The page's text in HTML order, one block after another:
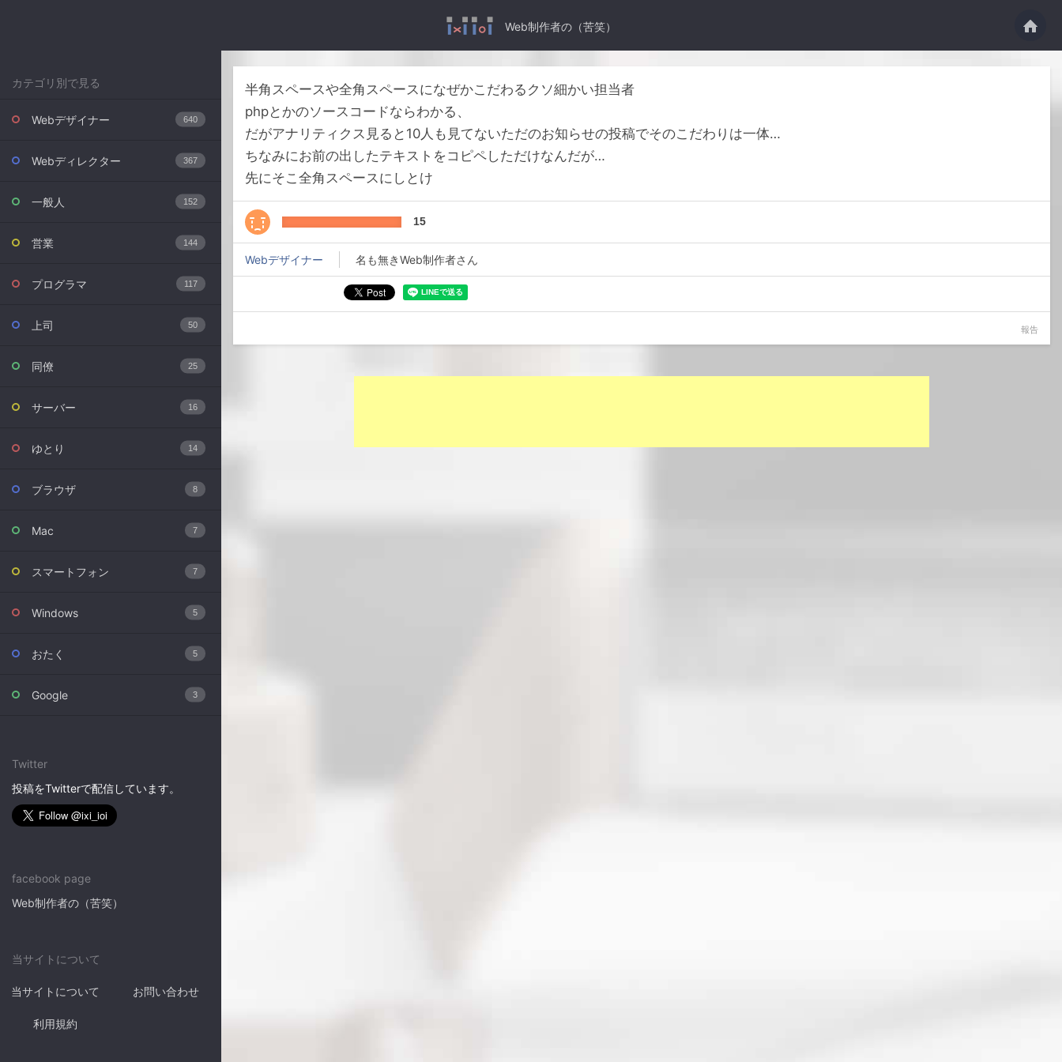
Web制作者の（苦笑）
カテゴリ別で見る
Webデザイナー 640
Webディレクター 367
一般人 152
営業 144
プログラマ 117
上司 50
同僚 25
サーバー 16
ゆとり 14
ブラウザ 8
Mac 7
スマートフォン 7
Windows 5
おたく 5
Google 3
Twitter
投稿をTwitterで配信しています。
facebook page
Web制作者の（苦笑）
当サイトについて
当サイトについて お問い合わせ
利用規約
半角スペースや全角スペースになぜかこだわるクソ細かい担当者
phpとかのソースコードならわかる、
だがアナリティクス見ると10人も見てないただのお知らせの投稿でそのこだわりは一体…
ちなみにお前の出したテキストをコピペしただけなんだが…
先にそこ全角スペースにしとけ
15
Webデザイナー 名も無きWeb制作者さん
報告